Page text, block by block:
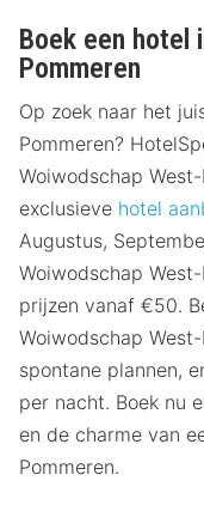
Boek een hotel
Pommeren
Op zoek naar het
Pommeren?
Woiwodschap
exclusieve hotel
Augustus,
Woiwodschap
prijzen vanaf €50.
Woiwodschap
spontane plannen,
per nacht. Boek nu
en de charme van
Pommeren.